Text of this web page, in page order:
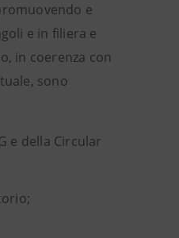
e
e in filiera e
in coerenza con
sono
e della Circular